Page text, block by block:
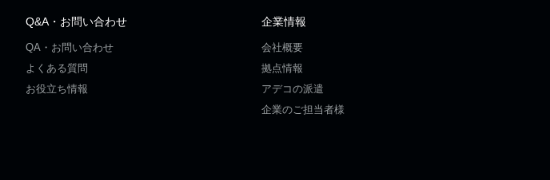
Q&A・お問い合わせ
QA・お問い合わせ
よくある質問
お役立ち情報
企業情報
会社概要
拠点情報
アデコの派遣
企業のご担当者様